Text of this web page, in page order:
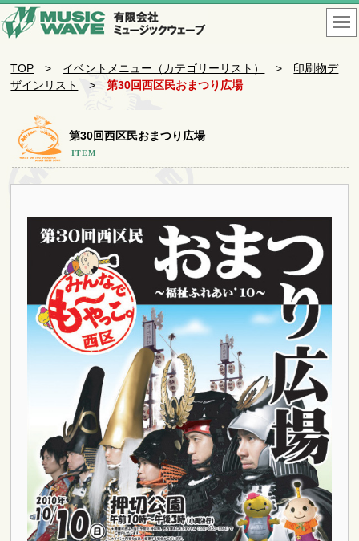
TOP > イベントメニュー（カテゴリーリスト） > 印刷物デ
ザインリスト
>第30回西区民おまつり広場
第30回西区民おまつり広場
ITEM